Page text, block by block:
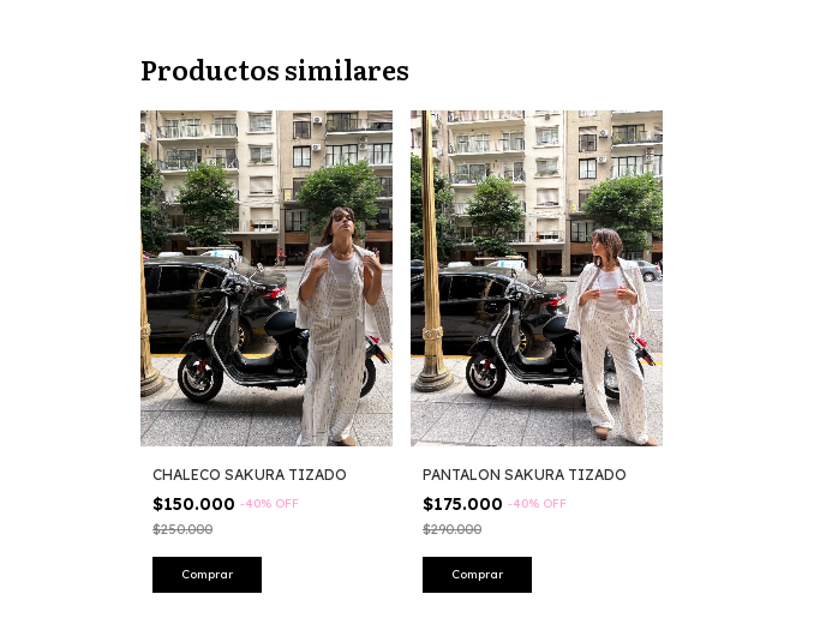
Productos similares
CHALECO SAKURA TIZADO
$150.000 -40% OFF
$250.000
Comprar
PANTALON SAKURA TIZADO
$175.000 -40% OFF
$290.000
Comprar